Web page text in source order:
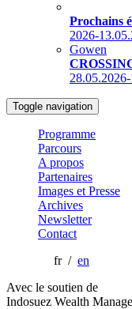
Prochains
2026-
Gowen
Toggle navigation
Programme
Parcours
A propos
Partenaires
Images et Presse
Archives
Newsletter
Contact
fr / en
Avec le soutien de
Indosuez Wealth